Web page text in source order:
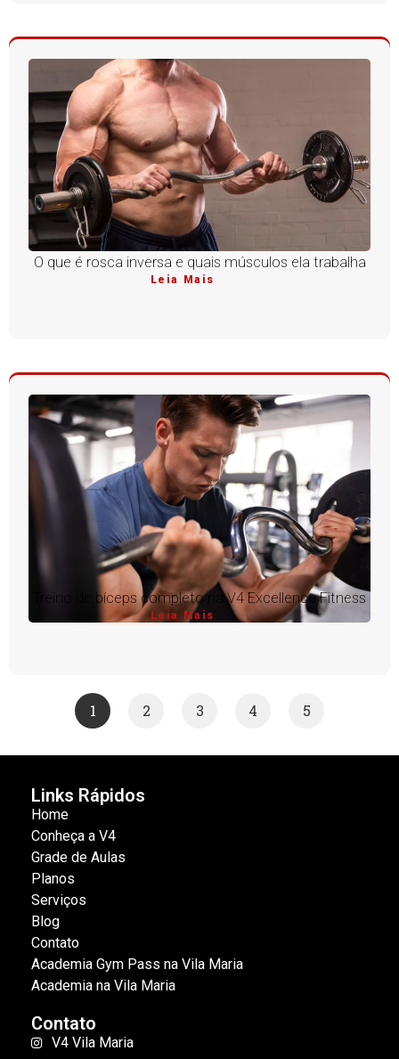
O que é rosca inversa e quais músculos ela trabalha
Leia Mais
Treino de bíceps completo na V4 Excellence Fitness
Leia Mais
1 2 3 4 5
Links Rápidos
Home
Conheça a V4
Grade de Aulas
Planos
Serviços
Blog
Contato
Academia Gym Pass na Vila Maria
Academia na Vila Maria
Contato
V4 Vila Maria